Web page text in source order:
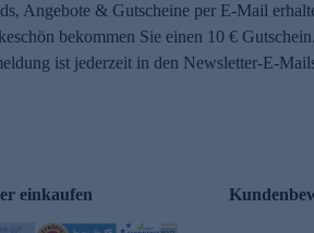
Angebote & Gutscheine per E-Mail
bekommen Sie einen 10 €
ist jederzeit in den Newsletter-E-
einkaufen